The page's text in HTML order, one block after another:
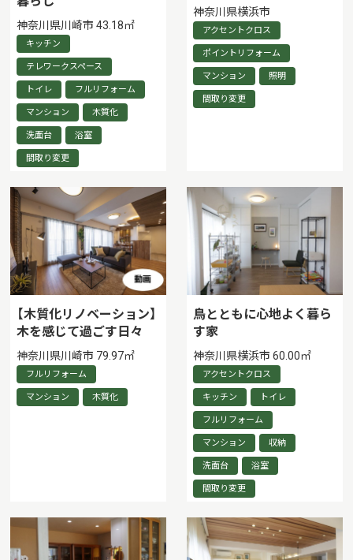
神奈川県川崎市 43.18㎡
キッチン
テレワークスペース
トイレ フルリフォーム
マンション 木質化
洗面台 浴室
間取り変更
神奈川県横浜市
アクセントクロス
ポイントリフォーム
マンション 照明
間取り変更
【木質化リノベーション】
木を感じて過ごす日々
神奈川県川崎市 79.97㎡
フルリフォーム
マンション 木質化
鳥とともに心地よく暮ら
す家
神奈川県横浜市 60.00㎡
アクセントクロス
キッチン トイレ
フルリフォーム
マンション 収納
洗面台 浴室
間取り変更